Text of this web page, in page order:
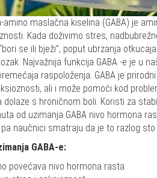
amino maslačna kiselina (GABA) je
Kada doživimo stres,
se ili bježi”, poput ubrzanja
Najvažnija funkcija GABA -e je u
raspoloženja. GABA je
ali i može pomoći kod
dolaze s hroničnom boli. Koristi za
od uzimanja GABA nivo hormona
naučnici smatraju da je to razlog
GABA-e:
povećava nivo hormona rasta